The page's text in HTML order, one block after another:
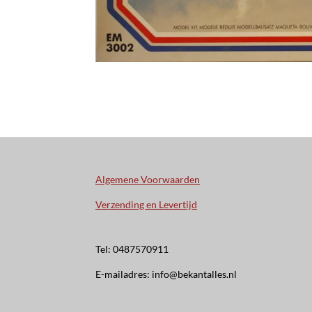
Algemene Voorwaarden
Verzending en Levertijd
Tel: 0487570911
E-mailadres: info@bekantalles.nl